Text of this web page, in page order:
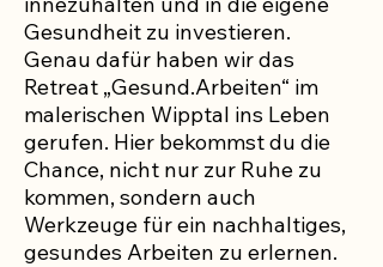
Gesundheit zu investieren.
Genau dafür haben wir das
Retreat „Gesund.Arbeiten“ im
malerischen Wipptal ins Leben
gerufen. Hier bekommst du die
Chance, nicht nur zur Ruhe zu
kommen, sondern auch
Werkzeuge für ein nachhaltiges,
gesundes Arbeiten zu erlernen.